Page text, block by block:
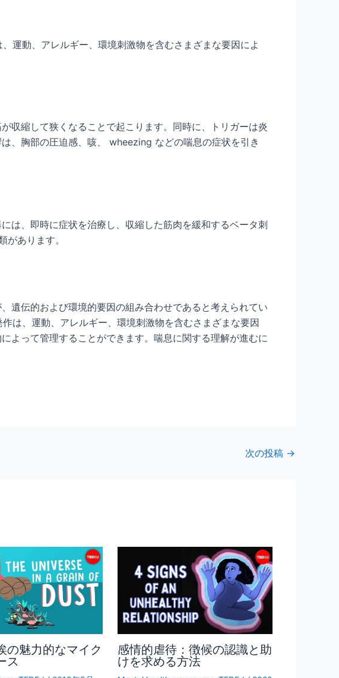
運動、アレルギー、環境刺激物を含むさまざまな要因によ
収縮して狭くなることで起こります。同時に、トリガーは炎
、胸部の圧迫感、咳、 wheezing などの喘息の症状を引き
は、即時に症状を治療し、収縮した筋肉を緩和するベータ刺
あります。
遺伝的および環境的要因の組み合わせであると考えられてい
は、運動、アレルギー、環境刺激物を含むさまざまな要因
よって管理することができます。喘息に関する理解が進むに
次の投稿 →
の魅力的なマイク
ス
感情的虐待：徴候の認識と助
けを求める方法